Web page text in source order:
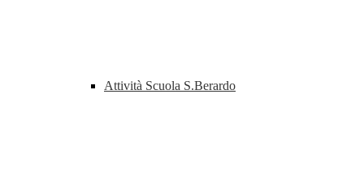
Attività Scuola S.Berardo